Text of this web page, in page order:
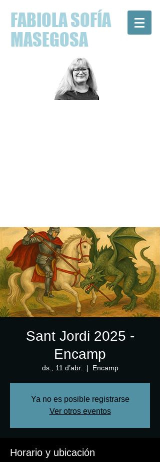
FABIOLA SOFÍA
MASEGOSA
Sant Jordi 2025 -
Encamp
ds., 11 d’abr.
  |
Encamp
Ya no es posible registrarse
Ver otros eventos
Horario y ubicación